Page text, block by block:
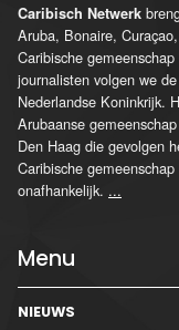
Caribisch Netwerk
Aruba, Bonaire,
Caribische
journalisten volgen we
Nederlandse Koninkrijk.
Arubaanse
Den Haag die gevolgen
Caribische
onafhankelijk. ...
Menu
NIEUWS